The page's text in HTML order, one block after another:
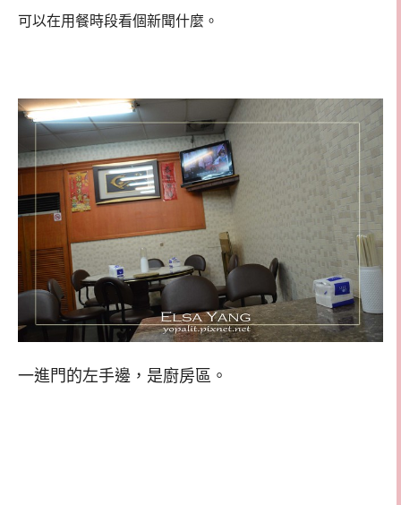
可以在用餐時段看個新聞什麼。
一進門的左手邊，是廚房區。